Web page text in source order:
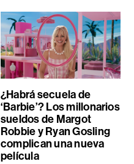
¿Habrá secuela de
‘Barbie’? Los millonarios
sueldos de Margot
Robbie y Ryan Gosling
complican una nueva
película